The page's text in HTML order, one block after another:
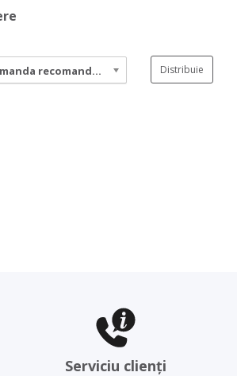
Comanda recomandata Distribuie
Serviciu clienți